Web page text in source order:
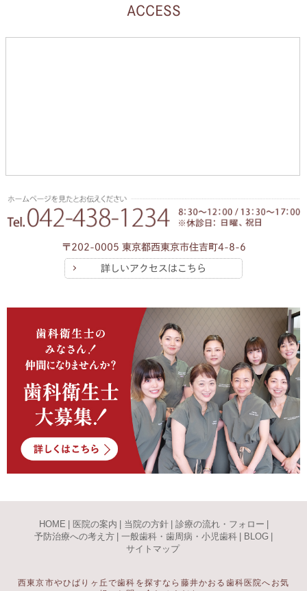
ACCESS
〒202-0005 東京都西東京市住吉町4-8-6
詳しいアクセスはこちら
HOME | 医院の案内 | 当院の方針 | 診療の流れ・フォロー |
予防治療への考え方 | 一般歯科・歯周病・小児歯科 | BLOG |
サイトマップ
西東京市やひばりヶ丘で歯科を探すなら藤井かおる歯科医院へお気